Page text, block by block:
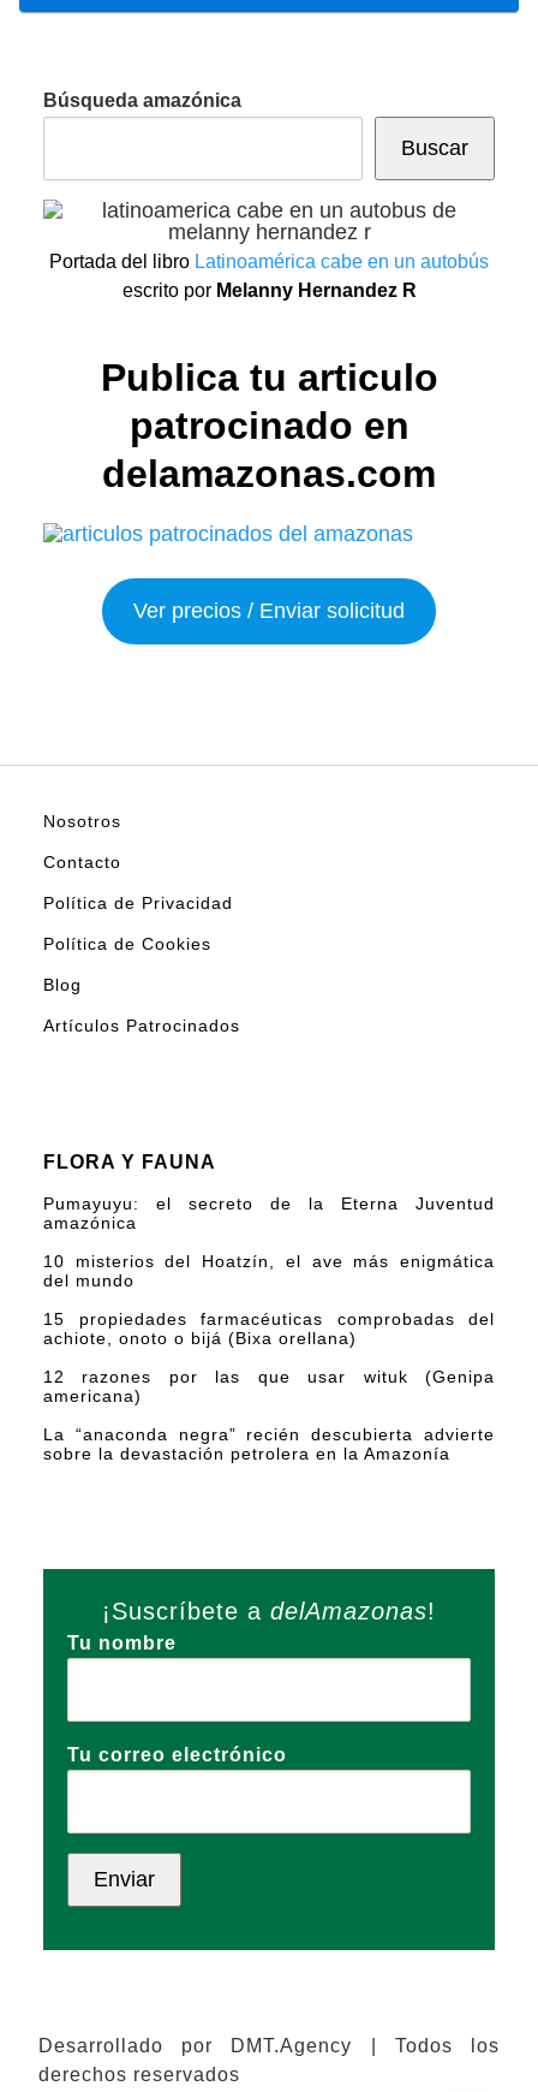
Búsqueda amazónica
Buscar
Portada del libro Latinoamérica cabe en un autobús
escrito por Melanny Hernandez R
Publica tu articulo
patrocinado en
delamazonas.com
Ver precios / Enviar solicitud
Nosotros
Contacto
Política de Privacidad
Política de Cookies
Blog
Artículos Patrocinados
FLORA Y FAUNA
Pumayuyu: el secreto de la Eterna Juventud
amazónica
10 misterios del Hoatzín, el ave más enigmática
del mundo
15 propiedades farmacéuticas comprobadas del
achiote, onoto o bijá (Bixa orellana)
12 razones por las que usar wituk (Genipa
americana)
La “anaconda negra” recién descubierta advierte
sobre la devastación petrolera en la Amazonía
¡Suscríbete a delAmazonas!
Tu nombre
Tu correo electrónico
Desarrollado por DMT.Agency | Todos los
derechos reservados